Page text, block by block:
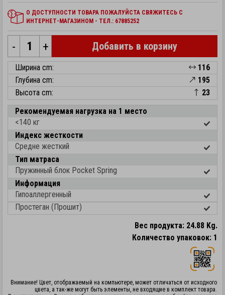
О ДОСТУПНОСТИ ТОВАРА ПОЖАЛУЙСТА СВЯЖИТЕСЬ С
ИНТЕРНЕТ-МАГАЗИНОМ - ТЕЛ.: 67885252
- + Добавить в корзину
Ширина cm:
116
Глубина cm:
195
Высота cm:
23
Рекомендуемая нагрузка на 1 место
<140 кг
Индекс жесткости
Средне жесткий
Тип матраса
Пружинный блок Pocket Spring
Информация
Гипоаллергенный
Простеган (Прошит)
Вес продукта: 24.88 Kg.
Количество упаковок: 1
Внимание! Цвет, отображаемый на компьютере, может отличаться от исходного
цвета, а так-же могут быть элементы, не входящие в комплект товара.